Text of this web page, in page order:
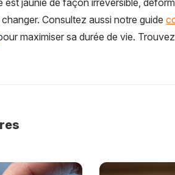
est jaunie de façon irréversible,
Consultez aussi notre guide
maximiser sa durée de vie.